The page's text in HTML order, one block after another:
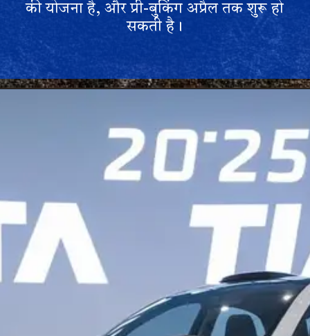
की योजना है, और प्री-बुकिंग अप्रैल तक शुरू हो
सकती है।